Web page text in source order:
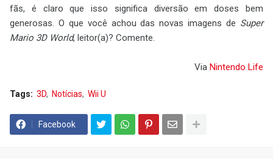
fãs, é claro que isso significa diversão em doses bem
generosas. O que você achou das novas imagens de Super
Mario 3D World, leitor(a)? Comente.
Via Nintendo Life
Tags: 3D Notícias Wii U
Facebook